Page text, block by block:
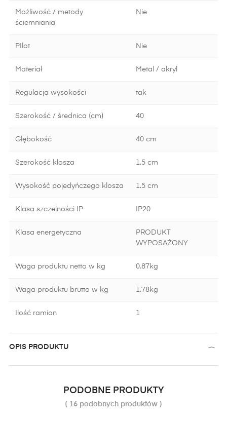
Możliwość / metody
ściemniania
Nie
PIlot Nie
Materiał Metal / akryl
Regulacja wysokości tak
Szerokość / średnica (cm) 40
Głębokość 40 cm
Szerokość klosza 1.5 cm
Wysokość pojedyńczego klosza 1.5 cm
Klasa szczelności IP IP20
Klasa energetyczna
PRODUKT
WYPOSAŻONY
Waga produktu netto w kg 0.87kg
Waga produktu brutto w kg 1.78kg
Ilość ramion 1
OPIS PRODUKTU
PODOBNE PRODUKTY
( 16 podobnych produktów )